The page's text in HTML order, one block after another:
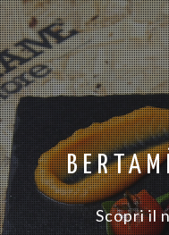
Scopri il